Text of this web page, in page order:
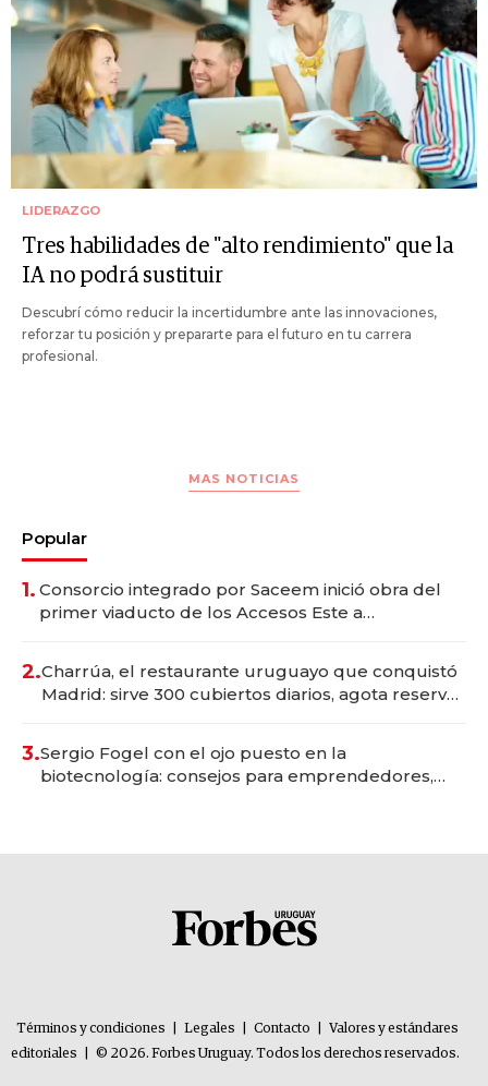
LIDERAZGO
Tres habilidades de "alto rendimiento" que la
IA no podrá sustituir
Descubrí cómo reducir la incertidumbre ante las innovaciones,
reforzar tu posición y prepararte para el futuro en tu carrera
profesional.
MAS NOTICIAS
Popular
1. Consorcio integrado por Saceem inició obra del
primer viaducto de los Accesos Este a
2.Charrúa, el restaurante uruguayo que conquistó
Madrid: sirve 300 cubiertos diarios, agota reservas
3.Sergio Fogel con el ojo puesto en la
biotecnología: consejos para emprendedores,
Términos y condiciones Legales Contacto
Valores y estándares
editoriales
© 2026. Forbes Uruguay. Todos los derechos reservados.